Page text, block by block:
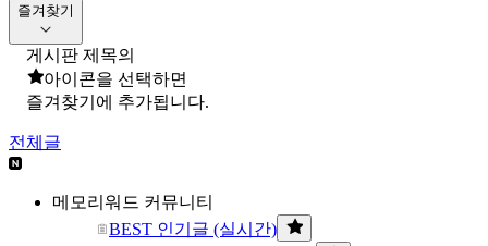
즐겨찾기
게시판 제목의
아이콘을 선택하면
즐겨찾기에 추가됩니다.
전체글
메모리워드 커뮤니티
BEST 인기글 (실시간)